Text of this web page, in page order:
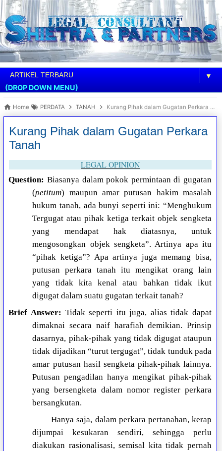
▼
(DROP DOWN MENU)
Home PERDATA TANAH Kurang Pihak dalam Gugatan Perkara Tanah
Kurang Pihak dalam Gugatan Perkara
Tanah
LEGAL OPINION
Question: Biasanya dalam pokok permintaan di gugatan
(petitum) maupun amar putusan hakim masalah
hukum tanah, ada bunyi seperti ini: “Menghukum
Tergugat atau pihak ketiga terkait objek sengketa
yang mendapat hak diatasnya, untuk
mengosongkan objek sengketa”. Artinya apa itu
“pihak ketiga”? Apa artinya juga memang bisa,
putusan perkara tanah itu mengikat orang lain
yang tidak kita kenal atau bahkan tidak ikut
digugat dalam suatu gugatan terkait tanah?
Brief Answer: Tidak seperti itu juga, alias tidak dapat
dimaknai secara naif harafiah demikian. Prinsip
dasarnya, pihak-pihak yang tidak digugat ataupun
tidak dijadikan “turut tergugat”, tidak tunduk pada
amar putusan hasil sengketa pihak-pihak lainnya.
Putusan pengadilan hanya mengikat pihak-pihak
yang bersengketa dalam nomor register perkara
bersangkutan.
Hanya saja, dalam perkara pertanahan, kerap
dijumpai kesukaran sendiri, sehingga perlu
diakukan rasionalisasi, semisal kita tidak pernah